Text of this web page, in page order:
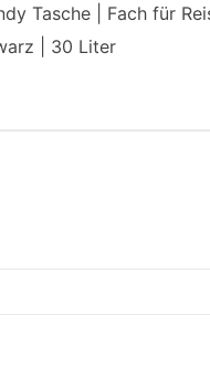
Tasche | Fach für
| 30 Liter